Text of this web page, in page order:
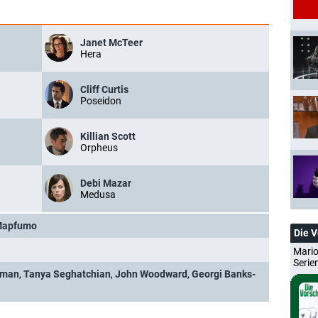
Janet McTeer
Hera
Cliff Curtis
Poseidon
Killian Scott
Orpheus
Debi Mazar
Medusa
, Tanya Seghatchian, John Woodward , Georgi Banks-
Die